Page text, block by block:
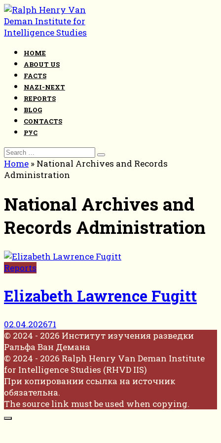
Skip
to
content
HOME
ABOUT US
FACTS
NAZI-NEXT
REPORTS
BLOG
CONTACTS
РУС
Search
for:
Home » National Archives and Records
Administration
National Archives and
Records Administration
Reports
Elizabeth Lawrence Fugitt
02.04.202671
© 2024 - 2026 Институт изучения разведки
Ральфа Ван Демана
© 2024 - 2026 Ralph Henry Van Deman Institute
for Intelligence Studies (RHVD IIS)
При копировании ссылка на источник
обязательна.
The source link must be used when copying.